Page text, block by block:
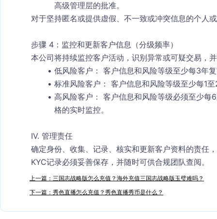
高级管理层的批准。
对于坚持匿名或提供虚假、不一致或冲突信息的个人
步骤 4：监控和更新客户信息（分级频率）
本公司将持续监控客户活动，识别异常或可疑交易，
低风险客户： 客户信息和风险等级至少每3年
标准风险客户： 客户信息和风险等级至少每1
高风险客户： 客户信息和风险等级必须至少每
格的实时监控。
IV. 管理责任
确定身份、收集、记录、核实和更新客户资料的责任
KYC记录必须妥善保存，并随时可供合规团队查阅。
上一篇：三国志战略版怎么充值？海外充值三国志战略版玉璧难吗？
下一篇：秀色直播怎么充值？秀色直播秀币是什么？